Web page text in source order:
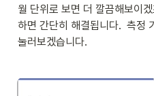
월 단위로 보면 더 깔끔해보이
하면 간단히 해결됩니다.  측정
눌러보겠습니다.